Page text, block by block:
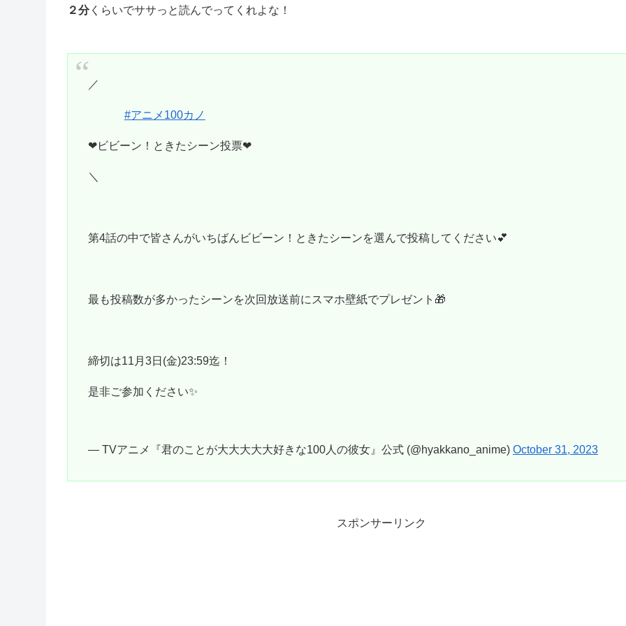
２分くらいでササっと読んでってくれよな！
／
#アニメ100カノ
❤ビビーン！ときたシーン投票❤
＼
第4話の中で皆さんがいちばんビビーン！ときたシーンを選んで投稿してください💕
最も投稿数が多かったシーンを次回放送前にスマホ壁紙でプレゼント🎁
締切は11月3日(金)23:59迄！
是非ご参加ください✨
— TVアニメ『君のことが大大大大大好きな100人の彼女』公式 (@hyakkano_anime) October 31, 2023
スポンサーリンク